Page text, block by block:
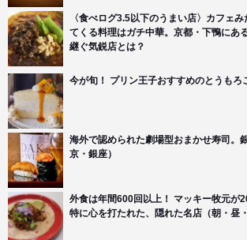
〈食べログ3.5以下のうまい店〉カフェ
てくる料理はガチ中華。京都・下鴨にあ
継ぐ気鋭店とは？
今が旬！ プリン王子おすすめのとうもろ
海外で認められた劇場型おまかせ寿司。
京・銀座）
外食は年間600回以上！ マッキー牧元が
特に心を打たれた、隠れた名店（朝・昼・